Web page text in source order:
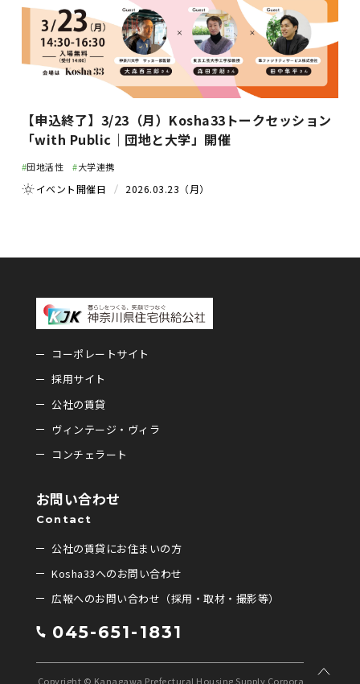
【申込終了】3/23（月）Kosha33トークセッション
「with Public｜団地と大学」開催
#団地活性 #大学連携
イベント開催日 2026.03.23（月）
コーポレートサイト
採用サイト
公社の賃貸
ヴィンテージ・ヴィラ
コンチェラート
お問い合わせ
Contact
公社の賃貸にお住まいの方
Kosha33へのお問い合わせ
広報へのお問い合わせ（採用・取材・撮影等）
045-651-1831
Copyright © Kanagawa Prefectural Housing Supply Corporation